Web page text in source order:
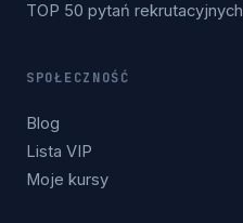
TOP 50 pytań rekrutacyjnych
SPOŁECZNOŚĆ
Blog
Lista VIP
Moje kursy